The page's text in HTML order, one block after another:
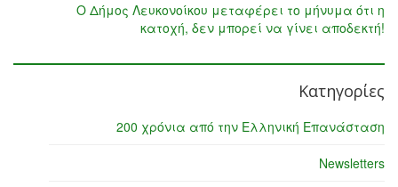
Ο Δήμος Λευκονοίκου μεταφέρει το μήνυμα ότι η
κατοχή, δεν μπορεί να γίνει αποδεκτή!
Κατηγορίες
200 χρόνια από την Ελληνική Επανάσταση
Newsletters